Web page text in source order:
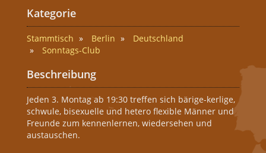
Kategorie
Stammtisch Berlin
Deutschland
Sonntags-Club
Beschreibung
Jeden 3. Montag ab 19:30 treffen sich bärige-kerlige,
schwule, bisexuelle und hetero flexible Männer und
Freunde zum kennenlernen, wiedersehen und
austauschen.